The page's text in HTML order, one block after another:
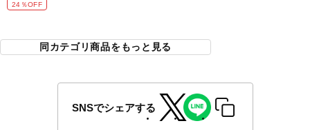
24％OFF
同カテゴリ商品をもっと見る
SNSでシェアする